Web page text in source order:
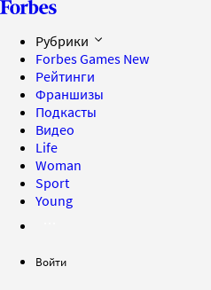
Рубрики
Forbes Games New
Рейтинги
Франшизы
Подкасты
Видео
Life
Woman
Sport
Young
Войти